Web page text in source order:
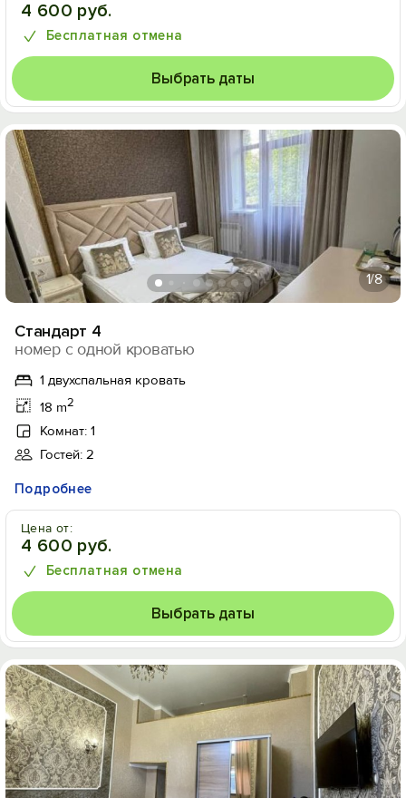
4 600 руб.
Бесплатная отмена
Выбрать даты
1/8
Стандарт 4
номер с одной кроватью
1 двухспальная кровать
18 m2
Комнат: 1
Гостей: 2
Подробнее
Цена от:
4 600 руб.
Бесплатная отмена
Выбрать даты